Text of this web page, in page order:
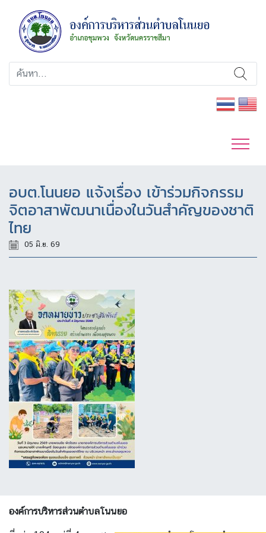
อบต.โนนยอ แจ้งเรื่อง เข้าร่วมกิจกรรม
จิตอาสาพัฒนาเนื่องในวันสำคัญของชาติ
ไทย
05 มิ.ย. 69
องค์การบริหารส่วนตำบลโนนยอ